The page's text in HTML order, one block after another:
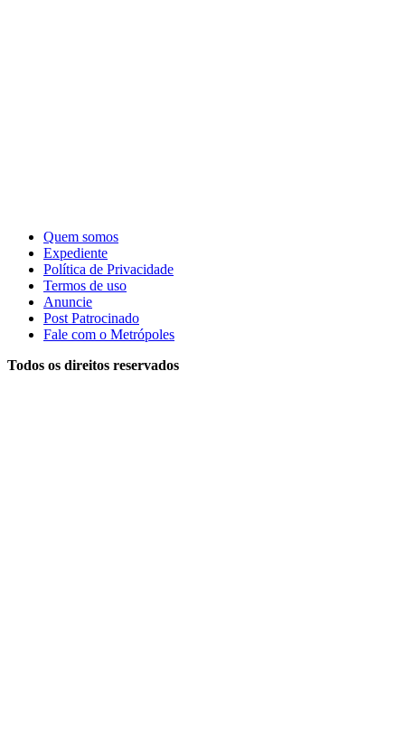
Quem somos
Expediente
Política de Privacidade
Termos de uso
Anuncie
Post Patrocinado
Fale com o Metrópoles
Todos os direitos reservados